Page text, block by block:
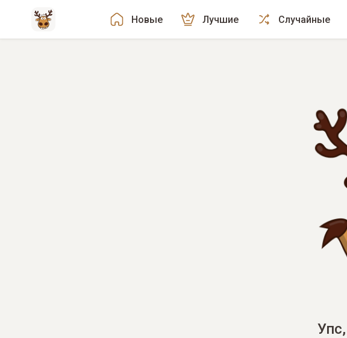
Новые Лучшие Случайные